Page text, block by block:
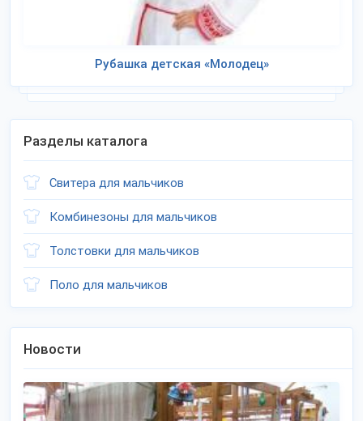
Рубашка детская «Молодец»
Разделы каталога
Свитера для мальчиков
Комбинезоны для мальчиков
Толстовки для мальчиков
Поло для мальчиков
Новости